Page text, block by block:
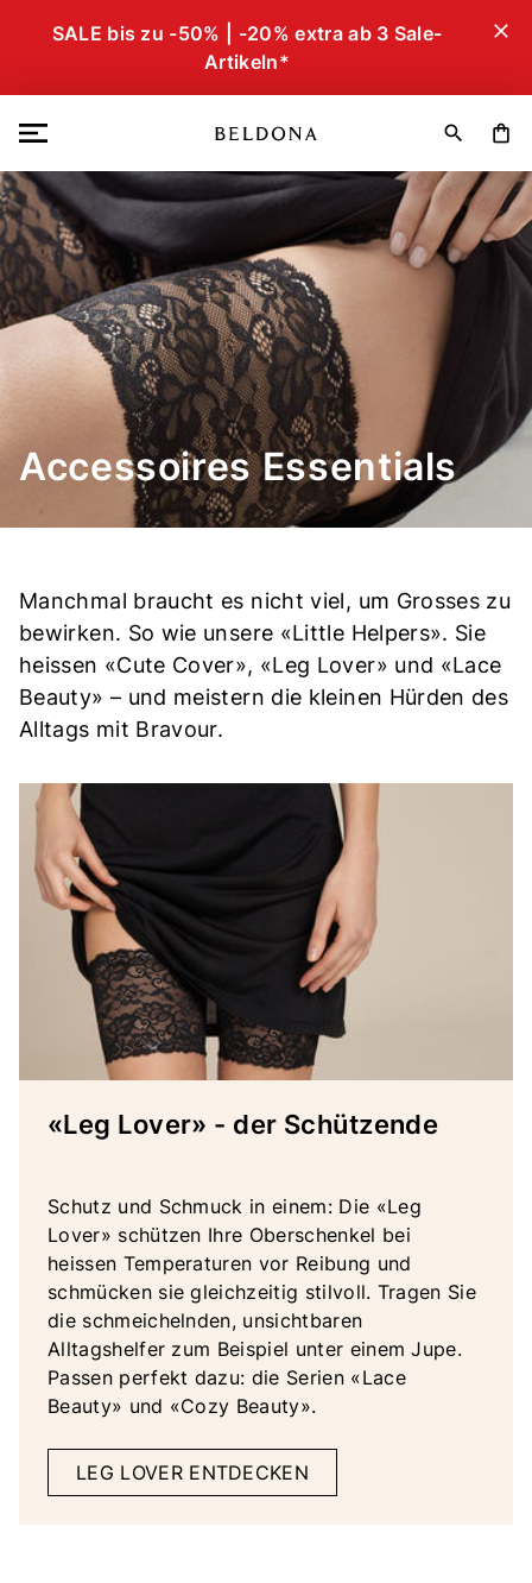
SALE bis zu -50% | -20% extra ab 3 Sale-
Artikeln*
close
search shopping_bag
Accessoires Essentials
Manchmal braucht es nicht viel, um Grosses zu
bewirken. So wie unsere «Little Helpers». Sie
heissen «Cute Cover», «Leg Lover» und «Lace
Beauty» – und meistern die kleinen Hürden des
Alltags mit Bravour.
«Leg Lover» - der Schützende
Schutz und Schmuck in einem: Die «Leg
Lover» schützen Ihre Oberschenkel bei
heissen Temperaturen vor Reibung und
schmücken sie gleichzeitig stilvoll. Tragen Sie
die schmeichelnden, unsichtbaren
Alltagshelfer zum Beispiel unter einem Jupe.
Passen perfekt dazu: die Serien «Lace
Beauty» und «Cozy Beauty».
LEG LOVER ENTDECKEN